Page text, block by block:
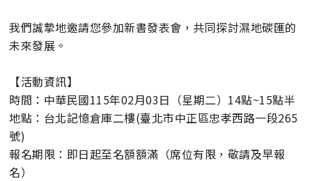
我們誠摯地邀請您參加新書發表會，共同探討濕地碳匯的
未來發展。
【活動資訊】
時間：中華民國115年02月03日（星期二）14點~15點半
地點：台北記憶倉庫二樓(臺北市中正區忠孝西路一段265
號)
報名期限：即日起至名額額滿（席位有限，敬請及早報
名）